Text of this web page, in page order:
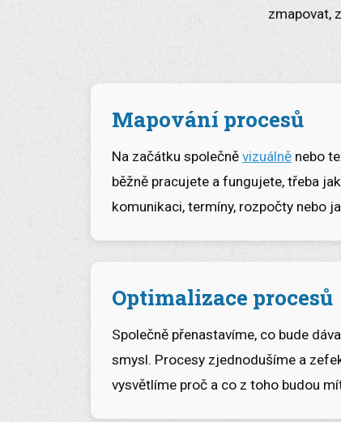
zmapovat,
Mapování procesů
Na začátku společněvizuálně nebo
běžně pracujete a fungujete, třeba
komunikaci, termíny, rozpočty nebo
Optimalizace procesů
Společně přenastavíme, co bude
smysl. Procesy zjednodušíme a
vysvětlíme proč a co z toho budou